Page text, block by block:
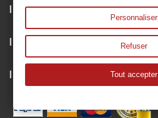
Informazioni
Il mio account
Informazioni negozio
Personnaliser
Refuser
Tout accepter